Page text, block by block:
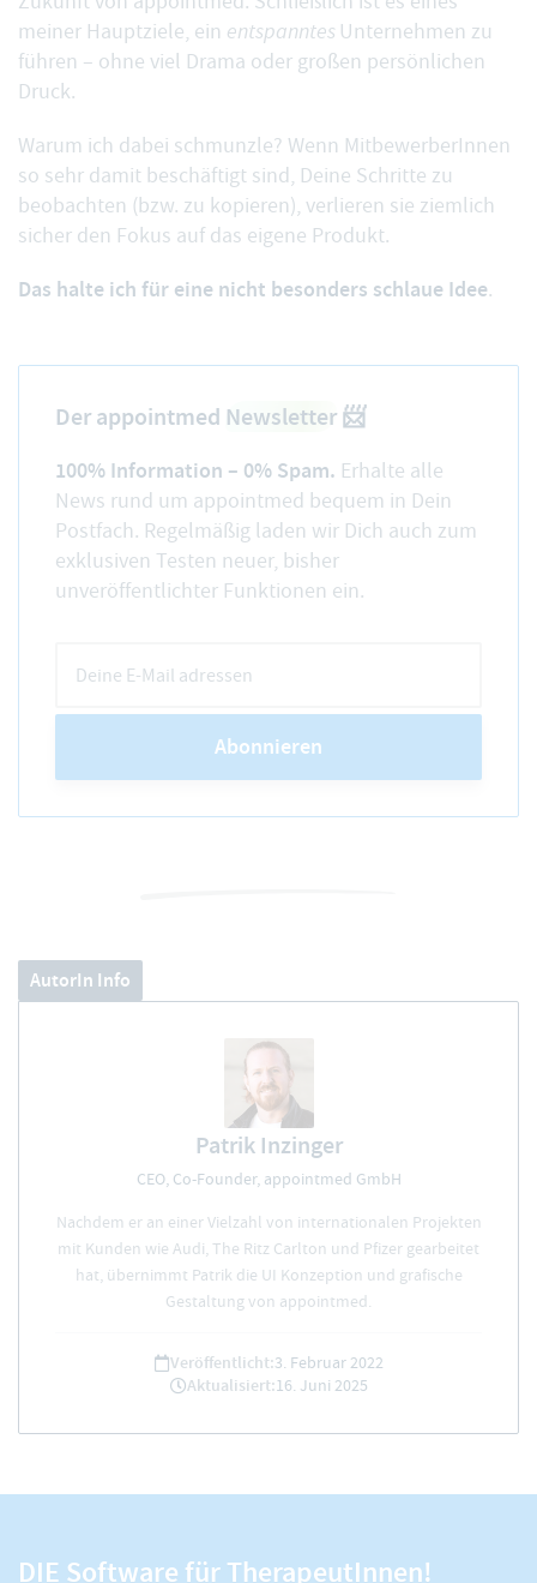
meiner Hauptziele, ein entspanntes Unternehmen zu
führen – ohne viel Drama oder großen persönlichen
Druck.
Warum ich dabei schmunzle? Wenn MitbewerberInnen
so sehr damit beschäftigt sind, Deine Schritte zu
beobachten (bzw. zu kopieren), verlieren sie ziemlich
sicher den Fokus auf das eigene Produkt.
Das halte ich für eine nicht besonders schlaue Idee.
Der appointmed Newsletter📨
100% Information – 0% Spam. Erhalte alle
News rund um appointmed bequem in Dein
Postfach. Regelmäßig laden wir Dich auch zum
exklusiven Testen neuer, bisher
unveröffentlichter Funktionen ein.
Abonnieren
AutorIn Info
Patrik Inzinger
CEO, Co-Founder, appointmed GmbH
Nachdem er an einer Vielzahl von internationalen Projekten
mit Kunden wie Audi, The Ritz Carlton und Pfizer gearbeitet
hat, übernimmt Patrik die UI Konzeption und grafische
Gestaltung von appointmed.
Veröffentlicht:3. Februar 2022
Aktualisiert:16. Juni 2025
DIE Software für TherapeutInnen!